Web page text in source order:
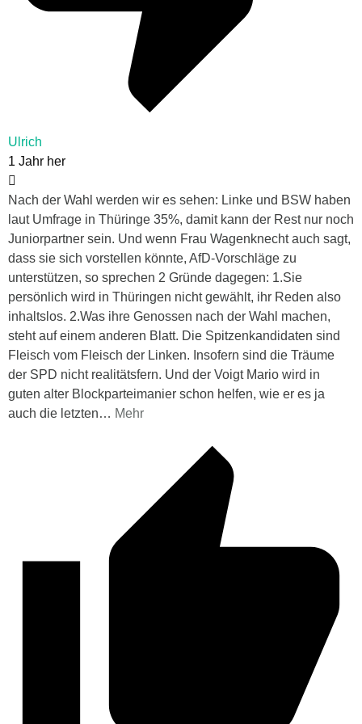
Ulrich
1 Jahr her
Nach der Wahl werden wir es sehen: Linke und BSW haben
laut Umfrage in Thüringe 35%, damit kann der Rest nur noch
Juniorpartner sein. Und wenn Frau Wagenknecht auch sagt,
dass sie sich vorstellen könnte, AfD-Vorschläge zu
unterstützen, so sprechen 2 Gründe dagegen: 1.Sie
persönlich wird in Thüringen nicht gewählt, ihr Reden also
inhaltslos. 2.Was ihre Genossen nach der Wahl machen,
steht auf einem anderen Blatt. Die Spitzenkandidaten sind
Fleisch vom Fleisch der Linken. Insofern sind die Träume
der SPD nicht realitätsfern. Und der Voigt Mario wird in
guten alter Blockparteimanier schon helfen, wie er es ja
auch die letzten… Mehr